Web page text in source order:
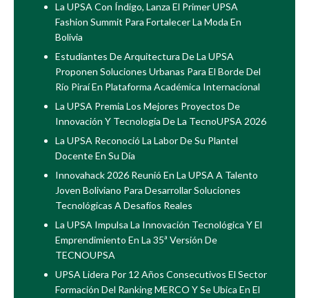
La UPSA Con Índigo, Lanza El Primer UPSA
Fashion Summit Para Fortalecer La Moda En
Bolivia
Estudiantes De Arquitectura De La UPSA
Proponen Soluciones Urbanas Para El Borde Del
Río Piraí En Plataforma Académica Internacional
La UPSA Premia Los Mejores Proyectos De
Innovación Y Tecnología De La TecnoUPSA 2026
La UPSA Reconoció La Labor De Su Plantel
Docente En Su Día
Innovahack 2026 Reunió En La UPSA A Talento
Joven Boliviano Para Desarrollar Soluciones
Tecnológicas A Desafíos Reales
La UPSA Impulsa La Innovación Tecnológica Y El
Emprendimiento En La 35ª Versión De
TECNOUPSA
UPSA Lidera Por 12 Años Consecutivos El Sector
Formación Del Ranking MERCO Y Se Ubica En El